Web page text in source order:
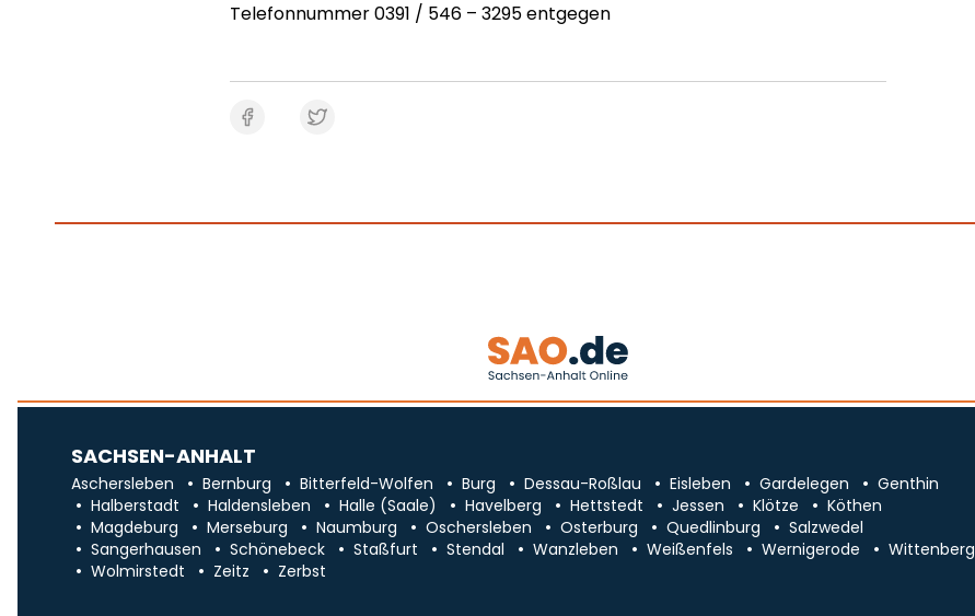
Telefonnummer 0391 / 546 – 3295 entgegen
SACHSEN-ANHALT
Aschersleben Bernburg Bitterfeld-Wolfen Burg Dessau-Roßlau Eisleben Gardelegen
Genthin
Halberstadt
Haldensleben Halle (Saale) Havelberg Hettstedt Jessen Klötze
Köthen
Magdeburg
Merseburg Naumburg Oschersleben Osterburg Quedlinburg
Salzwedel
Sangerhausen
Schönebeck Staßfurt Stendal Wanzleben Weißenfels Wernigerode
Wittenberg
Wolmirstedt
Zeitz Zerbst